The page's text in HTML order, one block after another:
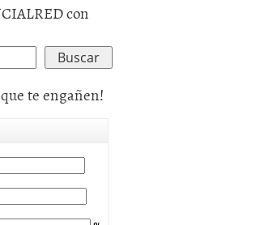
con
te engañen!